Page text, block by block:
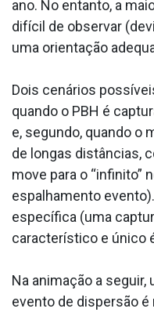
ano. No entanto, a
difícil de observar
uma orientação
Dois cenários
quando o PBH é
e, segundo, quando o
de longas distâncias,
move para o “infinito”
espalhamento
específica (uma
característico e único
Na animação a
evento de dispersão é